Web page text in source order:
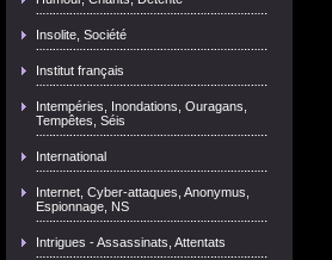
Insolite, Société
Institut français
Intempéries, Inondations, Ouragans,
Tempêtes, Séis
International
Internet, Cyber-attaques, Anonymus,
Espionnage, NS
Intrigues - Assassinats, Attentats